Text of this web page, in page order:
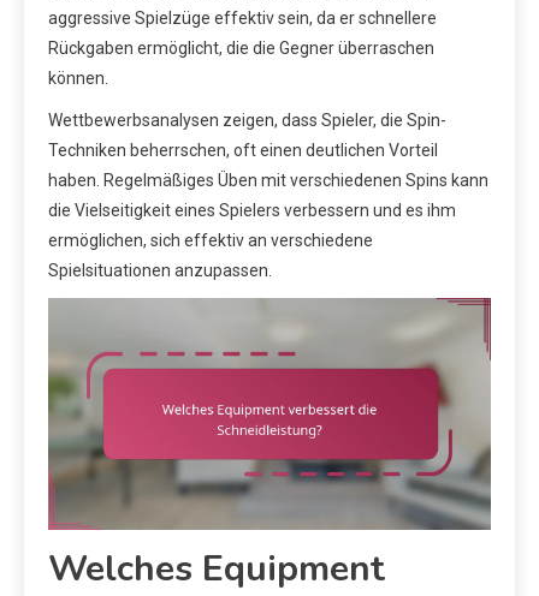
aggressive Spielzüge effektiv sein, da er schnellere
Rückgaben ermöglicht, die die Gegner überraschen
können.
Wettbewerbsanalysen zeigen, dass Spieler, die Spin-
Techniken beherrschen, oft einen deutlichen Vorteil
haben. Regelmäßiges Üben mit verschiedenen Spins kann
die Vielseitigkeit eines Spielers verbessern und es ihm
ermöglichen, sich effektiv an verschiedene
Spielsituationen anzupassen.
Welches Equipment